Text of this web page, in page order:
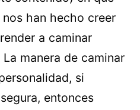
han hecho creer
a caminar
manera de caminar
si
entonces